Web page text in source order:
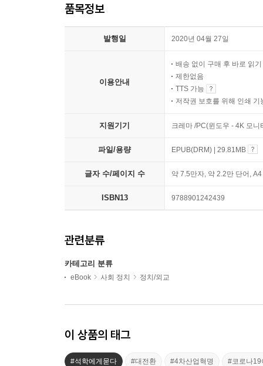
품목정보
발행일 2020년 04월 27일
이용안내
배송 없이 구매 후 바로 읽기
제한없음
TTS 가능
저작권 보호를 위해 인쇄 기
지원기기 크레마 /PC(윈도우 - 4K 모
파일/용량 EPUB(DRM) | 29.81MB
글자 수/페이지 수 약 7.5만자, 약 2.2만 단어,
ISBN13 9788901242439
관련분류
카테고리 분류
eBook 사회 정치 정치/외교
이 상품의 태그
#석학에게묻다 #대전환 #4차산업혁명 #코로나19